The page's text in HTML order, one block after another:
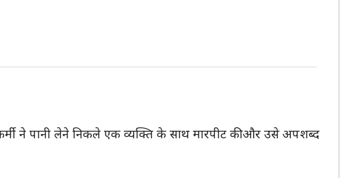
ने पानी लेने निकले एक व्यक्ति के साथ मारपीट की और उसे अपशब्द